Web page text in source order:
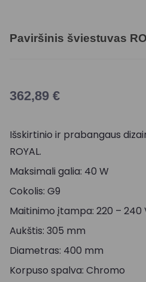
Paviršinis šviestuvas
362,89 €
Išskirtinio ir prabangaus
ROYAL.
Maksimali galia: 40 W
Cokolis: G9
Maitinimo įtampa: 220 – 240
Aukštis: 305 mm
Diametras: 400 mm
Korpuso spalva: Chromo